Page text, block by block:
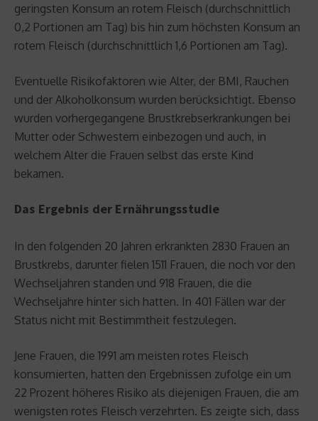
geringsten Konsum an rotem Fleisch (durchschnittlich
0,2 Portionen am Tag) bis hin zum höchsten Konsum an
rotem Fleisch (durchschnittlich 1,6 Portionen am Tag).
Eventuelle Risikofaktoren wie Alter, der BMI, Rauchen
und der Alkoholkonsum wurden berücksichtigt. Ebenso
wurden vorhergegangene Brustkrebserkrankungen bei
Mutter oder Schwestern einbezogen und auch, in
welchem Alter die Frauen selbst das erste Kind
bekamen.
Das Ergebnis der Ernährungsstudie
In den folgenden 20 Jahren erkrankten 2830 Frauen an
Brustkrebs, darunter fielen 1511 Frauen, die noch vor den
Wechseljahren standen und 918 Frauen, die die
Wechseljahre hinter sich hatten. In 401 Fällen war der
Status nicht mit Bestimmtheit festzulegen.
Jene Frauen, die 1991 am meisten rotes Fleisch
konsumierten, hatten den Ergebnissen zufolge ein um
22 Prozent höheres Risiko als diejenigen Frauen, die am
wenigsten rotes Fleisch verzehrten. Es zeigte sich, dass